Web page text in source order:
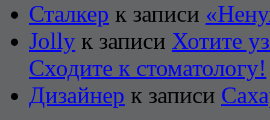
Сталкер к записи
Jolly к записи Хотите
Сходите к стоматологу!
Дизайнер к записи